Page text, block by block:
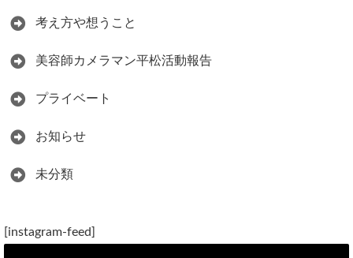
考え方や想うこと
美容師カメラマン平松活動報告
プライベート
お知らせ
未分類
[instagram-feed]